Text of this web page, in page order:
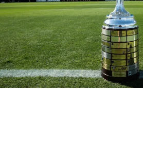
O ex-centroavante gremista ainda
Prata por figurar entre os onze
campeonato nacional. A formação
base na média das notas recebidas
as 38 rodadas da competição. Com
Imortal soma 37 jogadores
prata e quatro que receberam a de